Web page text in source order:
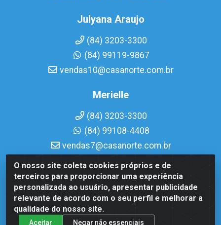
O nosso site coleta cookies próprios e de
terceiros para proporcionar uma experiência
personalizada ao usuário, apresentar publicidade
relevante de acordo com o seu perfil e melhorar a
qualidade do nosso site.
Aceitar Negar não essenciais
Julyana Araujo
(84) 3203-3300
(84) 99119-9867
vendas10@casanorte.com.br
Merielle
(84) 3203-3300
(84) 99108-4408
vendas7@casanorte.com.br
Casa Norte LTDA - Av. Interventor Mário Câmara, 1815 -
Dix-Sept Rosado, Natal/RN - CEP 59054-600 - CNPJ
08.713.513/0001-51